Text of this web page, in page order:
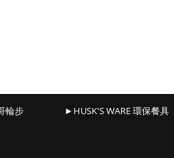
輪步 ►HUSK'S WARE 環保餐具